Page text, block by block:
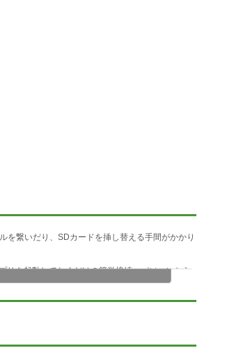
を繋いだり、SDカードを挿し替える手間がかかり
リを起動しておくだけの簡単接続。パソコンから
」「動画」「音声」タブを切り替えて、メディア
を押せばパソコン内の指定した場所に保存しま
自動判別して適切な場所にコピーします。